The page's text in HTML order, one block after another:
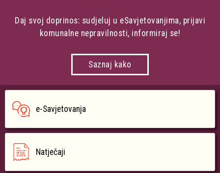
Daj svoj doprinos: sudjeluj u eSavjetovanjima, prijavi
komunalne nepravilnosti, informiraj se!
Saznaj kako
e-Savjetovanja
Natječaji